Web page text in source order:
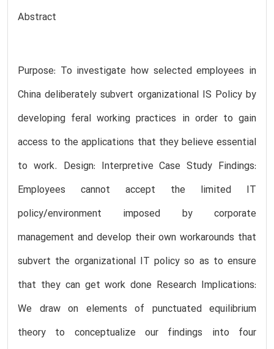
Abstract
Purpose: To investigate how selected employees in
China deliberately subvert organizational IS Policy by
developing feral working practices in order to gain
access to the applications that they believe essential
to work. Design: Interpretive Case Study Findings:
Employees cannot accept the limited IT
policy/environment imposed by corporate
management and develop their own workarounds that
subvert the organizational IT policy so as to ensure
that they can get work done Research Implications:
We draw on elements of punctuated equilibrium
theory to conceptualize our findings into four